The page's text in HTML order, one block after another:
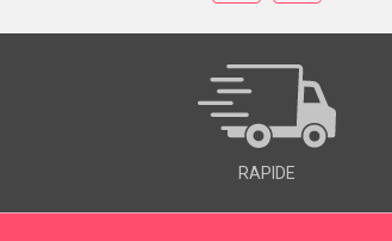
RAPIDE